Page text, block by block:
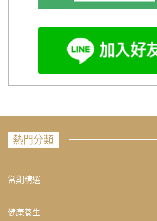
熱門分類
當期精選
健康養生